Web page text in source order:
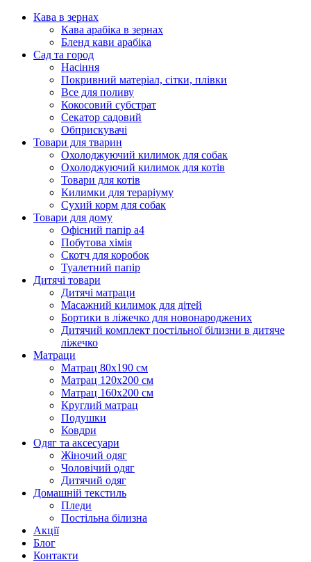
Кава в зернах
Кава арабіка в зернах
Бленд кави арабіка
Сад та город
Насіння
Покривний матеріал, сітки, плівки
Все для поливу
Кокосовий субстрат
Секатор садовий
Обприскувачі
Товари для тварин
Охолоджуючий килимок для собак
Охолоджуючий килимок для котів
Товари для котів
Килимки для тераріуму
Сухий корм для собак
Товари для дому
Офісний папір а4
Побутова хімія
Скотч для коробок
Туалетний папір
Дитячі товари
Дитячі матраци
Масажний килимок для дітей
Бортики в ліжечко для новонароджених
Дитячий комплект постільної білизни в дитяче
ліжечко
Матраци
Матрац 80х190 см
Матрац 120х200 см
Матрац 160х200 см
Круглий матрац
Подушки
Ковдри
Одяг та аксесуари
Жіночий одяг
Чоловічий одяг
Дитячий одяг
Домашній текстиль
Пледи
Постільна білизна
Акції
Блог
Контакти